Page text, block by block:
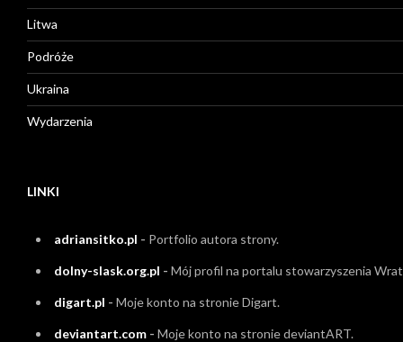
Litwa
Podróże
Ukraina
Wydarzenia
LINKI
adriansitko.pl - Portfolio autora strony.
dolny-slask.org.pl - Mój profil na portalu stowarzyszenia
digart.pl - Moje konto na stronie Digart.
deviantart.com - Moje konto na stronie deviantART.